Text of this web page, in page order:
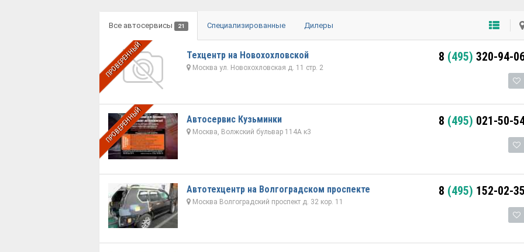
Все автосервисы 21 Специализированные Дилеры
ПРОВЕРЕННЫЙ Техцентр на Новохохловской
Москва ул. Новохохловская д. 11 стр. 2
8 (495) 320-94-
ПРОВЕРЕННЫЙ Автосервис Кузьминки
Москва, Волжский бульвар 114А к3
8 (495) 021-50-
Автотехцентр на Волгоградском проспекте
Москва Волгоградский проспект д. 32 кор. 11
8 (495) 152-02-35